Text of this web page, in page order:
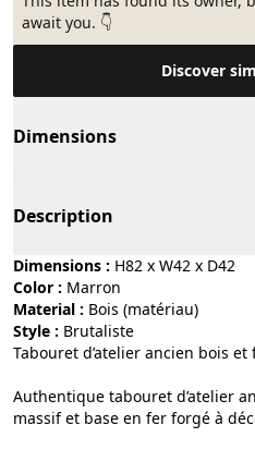
await you. 👇
Discover
Dimensions
Description
Dimensions : H82 x W42 x D42
Color :
marron
Material :
bois (matériau)
Style :
brutaliste
Tabouret d’atelier ancien bois et
Authentique tabouret d’atelier
massif et base en fer forgé à